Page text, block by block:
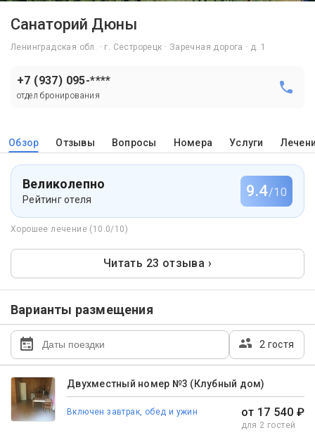
Санаторий Дюны
Ленинградская обл. · г. Сестрорецк · Заречная дорога · д. 1
+7 (937) 095-****
отдел бронирования
Обзор Отзывы Вопросы Номера Услуги
Великолепно
Рейтинг отеля 9.4/10
Хорошее лечение (10.0/10)
Читать 23 отзыва ›
Варианты размещения
2 гостя
Двухместный номер №3 (Клубный дом)
Включен завтрак, обед и ужин от 17 540 ₽
для 2 гостей